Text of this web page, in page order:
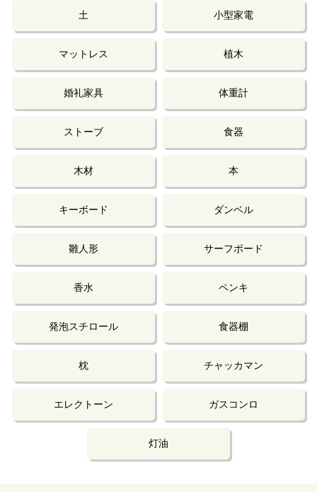
土 小型家電
マットレス 植木
婚礼家具 体重計
ストーブ 食器
木材 本
キーボード ダンベル
雛人形 サーフボード
香水 ペンキ
発泡スチロール 食器棚
枕 チャッカマン
エレクトーン ガスコンロ
灯油